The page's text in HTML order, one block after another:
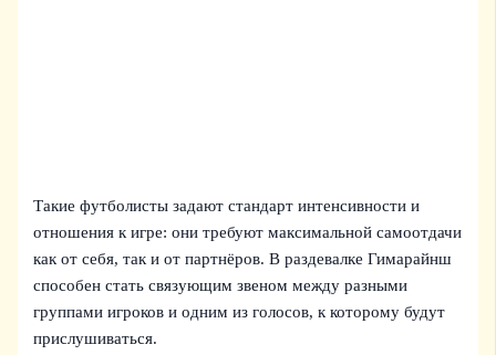
Такие футболисты задают стандарт интенсивности и
отношения к игре: они требуют максимальной самоотдачи
как от себя, так и от партнёров. В раздевалке Гимарайнш
способен стать связующим звеном между разными
группами игроков и одним из голосов, к которому будут
прислушиваться.